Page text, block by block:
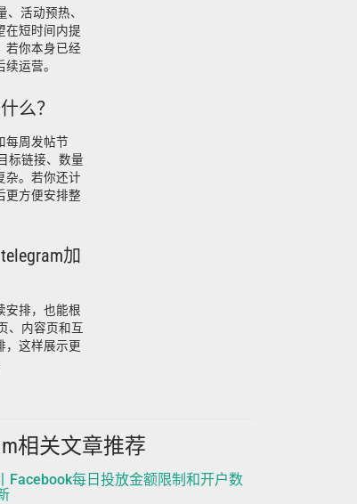
活动预热、
在短时间内提
若你本身已经
运营。
么？
每周发帖节
标链接、数量
杂。若你还计
更方便安排整
加
安排，也能根
、内容页和互
，这样展示更
相关文章推荐
Facebook每日投放金额限制和开户数